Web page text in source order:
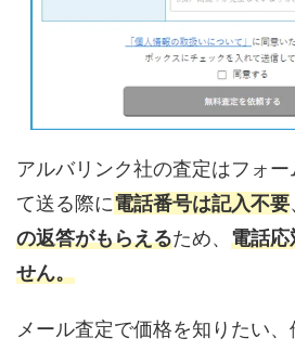
アルバリンク社の査定はフォ
て送る際に電話番号は記入不要
の返答がもらえるため、 電話応
せん。
メール査定で価格を知りたい